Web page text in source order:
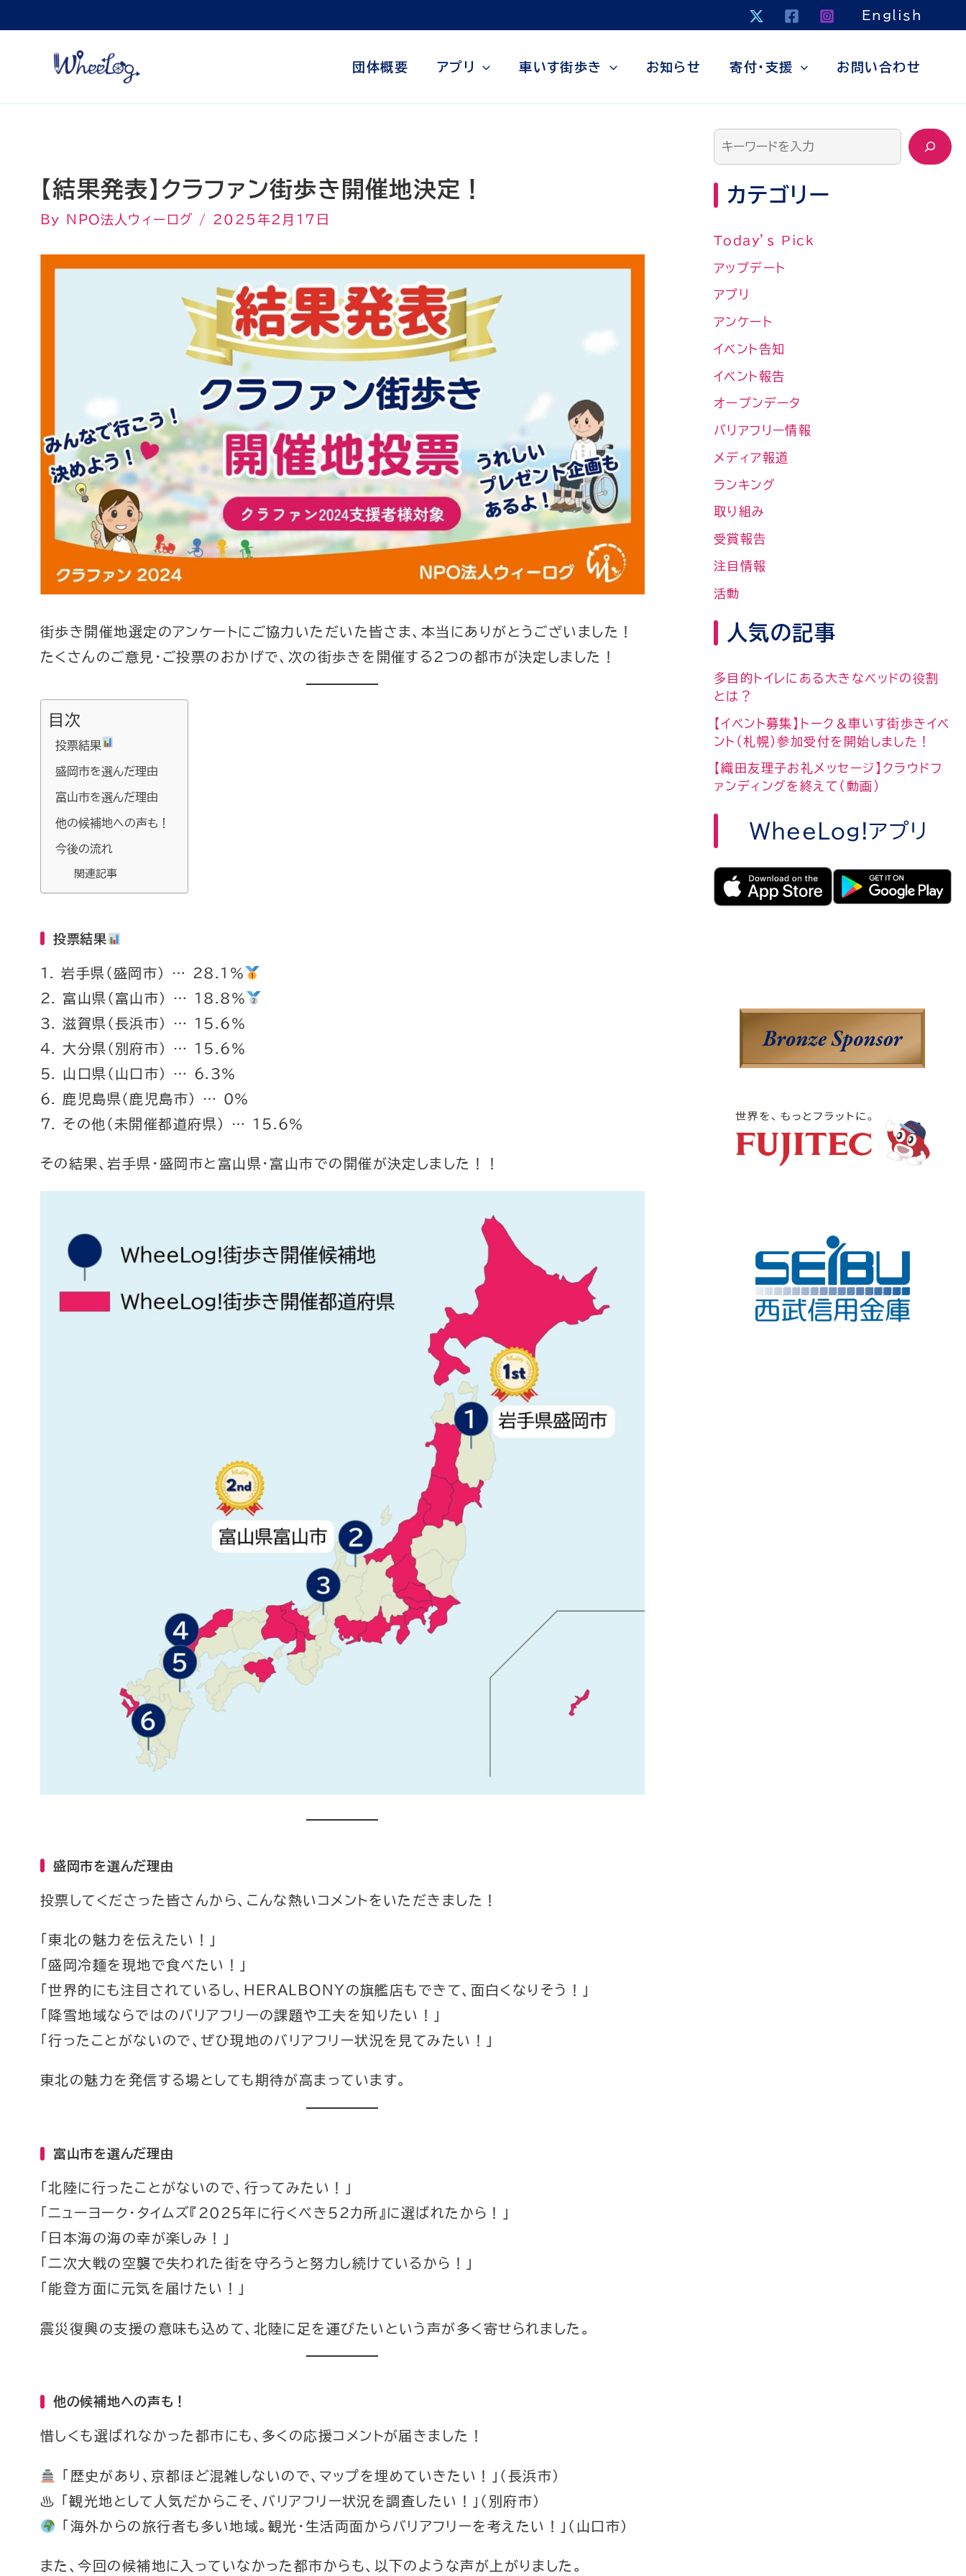
容
キ
English
団体概要 アプリ 車いす街歩き お知らせ 寄付・支援 お問い合わせ
【結果発表】クラファン街歩き開催地決定！
By NPO法人ウィーログ / 2025年2月17日
街歩き開催地選定のアンケートにご協力いただいた皆さま、本当にありがとうございました！
たくさんのご意見・ご投票のおかげで、次の街歩きを開催する2つの都市が決定しました！
目次
投票結果
盛岡市を選んだ理由
富山市を選んだ理由
他の候補地への声も！
今後の流れ
関連記事
投票結果
1. 岩手県（盛岡市） … 28.1%
2. 富山県（富山市） … 18.8%
3. 滋賀県（長浜市） … 15.6%
4. 大分県（別府市） … 15.6%
5. 山口県（山口市） … 6.3%
6. 鹿児島県（鹿児島市） … 0%
7. その他（未開催都道府県） … 15.6%
その結果、岩手県・盛岡市と富山県・富山市での開催が決定しました！！
盛岡市を選んだ理由
投票してくださった皆さんから、こんな熱いコメントをいただきました！
「東北の魅力を伝えたい！」
「盛岡冷麺を現地で食べたい！」
「世界的にも注目されているし、HERALBONYの旗艦店もできて、面白くなりそう！」
「降雪地域ならではのバリアフリーの課題や工夫を知りたい！」
「行ったことがないので、ぜひ現地のバリアフリー状況を見てみたい！」
東北の魅力を発信する場としても期待が高まっています。
富山市を選んだ理由
「北陸に行ったことがないので、行ってみたい！」
「ニューヨーク・タイムズ『2025年に行くべき52カ所』に選ばれたから！」
「日本海の海の幸が楽しみ！」
「二次大戦の空襲で失われた街を守ろうと努力し続けているから！」
「能登方面に元気を届けたい！」
震災復興の支援の意味も込めて、北陸に足を運びたいという声が多く寄せられました。
他の候補地への声も！
惜しくも選ばれなかった都市にも、多くの応援コメントが届きました！
「歴史があり、京都ほど混雑しないので、マップを埋めていきたい！」（長浜市）
♨ 「観光地として人気だからこそ、バリアフリー状況を調査したい！」（別府市）
「海外からの旅行者も多い地域。観光・生活両面からバリアフリーを考えたい！」（山口市）
また、今回の候補地に入っていなかった都市からも、以下のような声が上がりました。
カテゴリー
Today’s Pick
アップデート
アプリ
アンケート
イベント告知
イベント報告
オープンデータ
バリアフリー情報
メディア報道
ランキング
取り組み
受賞報告
注目情報
活動
人気の記事
多目的トイレにある大きなベッドの役割
とは？
【イベント募集】トーク＆車いす街歩きイベ
ント（札幌）参加受付を開始しました！
【織田友理子お礼メッセージ】クラウドフ
ァンディングを終えて（動画）
WheeLog!アプリ